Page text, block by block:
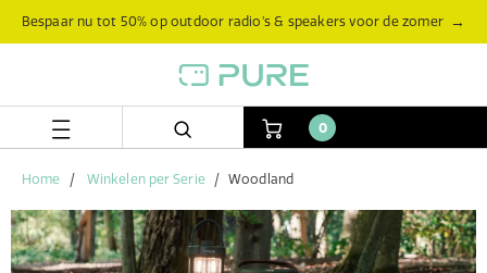
Bespaar nu tot 50% op outdoor radio’s & speakers voor de zomer →
0
Home Winkelen per Serie Woodland